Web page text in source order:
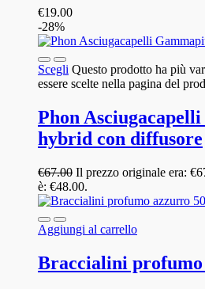
€19.00
-28%
Scegli Questo prodotto ha più
essere scelte nella pagina del
Phon
hybrid con diffusore
€67.00 Il prezzo originale era:
è: €48.00.
Aggiungi al carrello
Braccialini profumo